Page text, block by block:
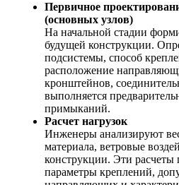
Первичное
(основных узлов)
На начальной стадии
будущей конструкции.
подсистемы, способ
расположение
кронштейнов,
выполняется
примыканий.
Расчет нагрузок
Инженеры анализируют
материала, ветровые
конструкции. Эти расчеты
параметры креплений,